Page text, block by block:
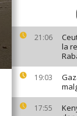
21:06
la
19:03
17:55